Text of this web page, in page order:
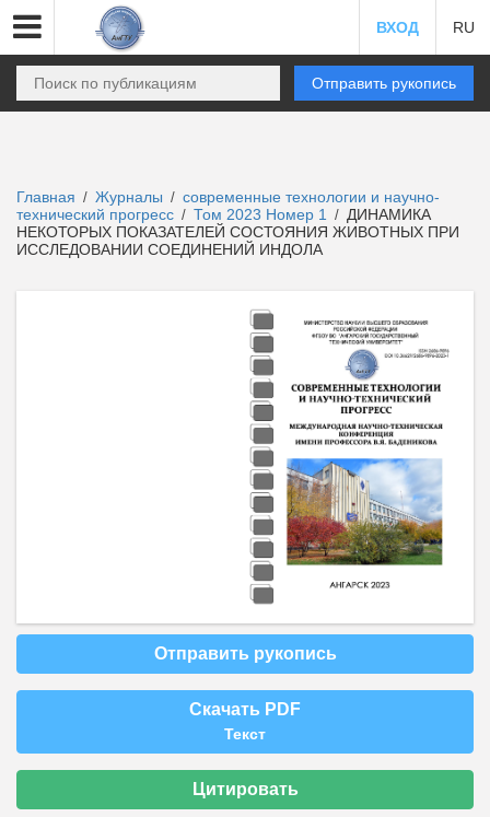
ВХОД RU
Отправить рукопись
Главная / Журналы / современные технологии и научно-
технический прогресс / Том 2023 Номер 1 / ДИНАМИКА
НЕКОТОРЫХ ПОКАЗАТЕЛЕЙ СОСТОЯНИЯ ЖИВОТНЫХ ПРИ
ИССЛЕДОВАНИИ СОЕДИНЕНИЙ ИНДОЛА
Отправить рукопись
Скачать PDF
Текст
Цитировать